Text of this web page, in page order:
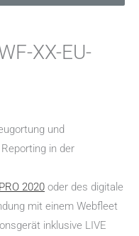
XX-EU-
und
in der
PRO 2020 oder des digitale
mit einem Webfleet
inklusive LIVE